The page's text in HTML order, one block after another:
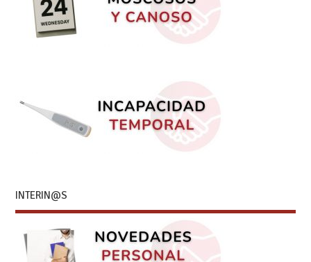
INTERIN@S